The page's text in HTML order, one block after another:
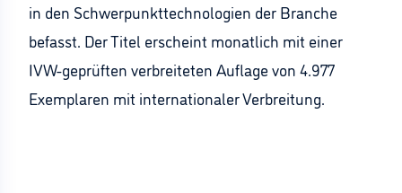
in den Schwerpunkttechnologien der Branche
befasst. Der Titel erscheint monatlich mit einer
IVW-geprüften verbreiteten Auflage von 4.977
Exemplaren mit internationaler Verbreitung.